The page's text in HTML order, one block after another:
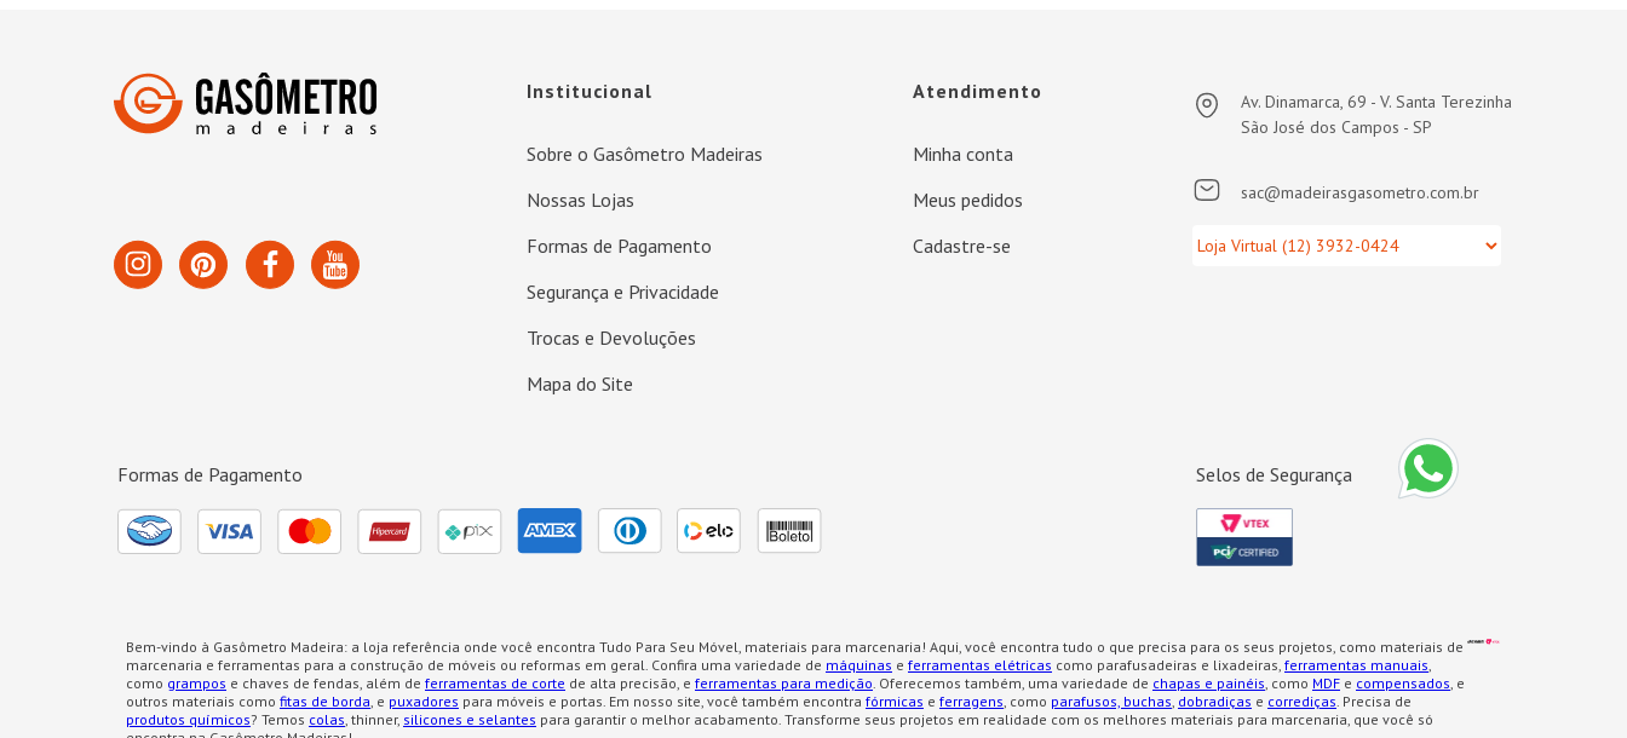
Institucional
Sobre o Gasômetro Madeiras
Nossas Lojas
Formas de Pagamento
Segurança e Privacidade
Trocas e Devoluções
Mapa do Site
Atendimento
Minha conta
Meus pedidos
Cadastre-se
Av. Dinamarca, 69 - V. Santa Terezinha
São José dos Campos - SP
sac@madeirasgasometro.com.br
Formas de Pagamento Selos de Segurança
Bem-vindo à Gasômetro Madeira: a loja referência onde você encontra Tudo Para Seu Móvel, materiais para marcenaria! Aqui, você encontra tudo o que precisa para os seus projetos, como materiais de
marcenaria e ferramentas para a construção de móveis ou reformas em geral. Confira uma variedade de máquinas e ferramentas elétricas como parafusadeiras e lixadeiras, ferramentas manuais,
como grampos e chaves de fendas, além de ferramentas de corte de alta precisão, e ferramentas para medição. Oferecemos também, uma variedade de chapas e painéis, como MDF e compensados, e
outros materiais como fitas de borda, e puxadores para móveis e portas. Em nosso site, você também encontra fórmicas e ferragens, como parafusos, buchas, dobradiças e corrediças. Precisa de
produtos químicos? Temos colas, thinner, silicones e selantes para garantir o melhor acabamento. Transforme seus projetos em realidade com os melhores materiais para marcenaria, que você só